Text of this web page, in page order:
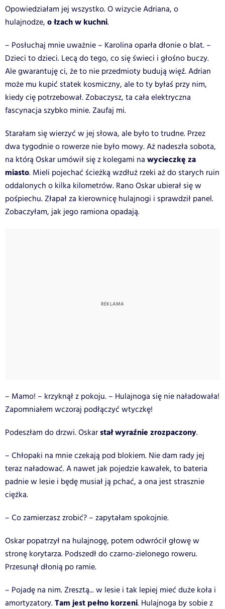
Opowiedziałam jej wszystko. O wizycie Adriana, o
hulajnodze, o łzach w kuchni.
– Posłuchaj mnie uważnie – Karolina oparła dłonie o blat. –
Dzieci to dzieci. Lecą do tego, co się świeci i głośno buczy.
Ale gwarantuję ci, że to nie przedmioty budują więź. Adrian
może mu kupić statek kosmiczny, ale to ty byłaś przy nim,
kiedy cię potrzebował. Zobaczysz, ta cała elektryczna
fascynacja szybko minie. Zaufaj mi.
Starałam się wierzyć w jej słowa, ale było to trudne. Przez
dwa tygodnie o rowerze nie było mowy. Aż nadeszła sobota,
na którą Oskar umówił się z kolegami na wycieczkę za
miasto. Mieli pojechać ścieżką wzdłuż rzeki aż do starych ruin
oddalonych o kilka kilometrów. Rano Oskar ubierał się w
pośpiechu. Złapał za kierownicę hulajnogi i sprawdził panel.
Zobaczyłam, jak jego ramiona opadają.
– Mamo! – krzyknął z pokoju. – Hulajnoga się nie naładowała!
Zapomniałem wczoraj podłączyć wtyczkę!
Podeszłam do drzwi. Oskarstał wyraźnie zrozpaczony.
– Chłopaki na mnie czekają pod blokiem. Nie dam rady jej
teraz naładować. A nawet jak pojedzie kawałek, to bateria
padnie w lesie i będę musiał ją pchać, a ona jest strasznie
ciężka.
– Co zamierzasz zrobić? – zapytałam spokojnie.
Oskar popatrzył na hulajnogę, potem odwrócił głowę w
stronę korytarza. Podszedł do czarno-zielonego roweru.
Przesunął dłonią po ramie.
– Pojadę na nim. Zresztą... w lesie i tak lepiej mieć duże koła i
amortyzatory.Tam jest pełno korzeni. Hulajnoga by sobie z